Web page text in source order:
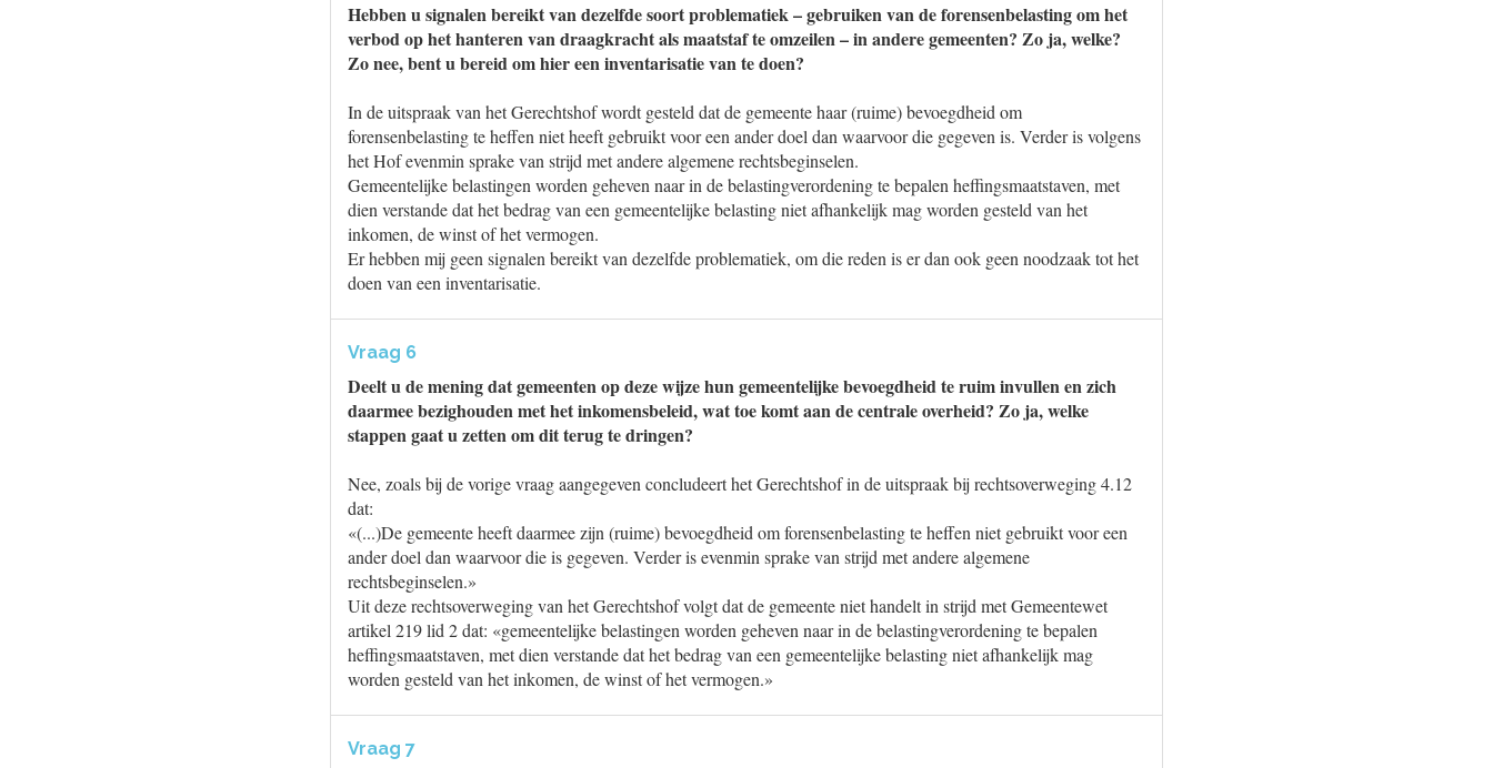
Hebben u signalen bereikt van dezelfde soort problematiek – gebruiken van de forensenbelasting om het
verbod op het hanteren van draagkracht als maatstaf te omzeilen – in andere gemeenten? Zo ja, welke?
Zo nee, bent u bereid om hier een inventarisatie van te doen?
In de uitspraak van het Gerechtshof wordt gesteld dat de gemeente haar (ruime) bevoegdheid om
forensenbelasting te heffen niet heeft gebruikt voor een ander doel dan waarvoor die gegeven is. Verder is volgens
het Hof evenmin sprake van strijd met andere algemene rechtsbeginselen.
Gemeentelijke belastingen worden geheven naar in de belastingverordening te bepalen heffingsmaatstaven, met
dien verstande dat het bedrag van een gemeentelijke belasting niet afhankelijk mag worden gesteld van het
inkomen, de winst of het vermogen.
Er hebben mij geen signalen bereikt van dezelfde problematiek, om die reden is er dan ook geen noodzaak tot het
doen van een inventarisatie.
Vraag 6
Deelt u de mening dat gemeenten op deze wijze hun gemeentelijke bevoegdheid te ruim invullen en zich
daarmee bezighouden met het inkomensbeleid, wat toe komt aan de centrale overheid? Zo ja, welke
stappen gaat u zetten om dit terug te dringen?
Nee, zoals bij de vorige vraag aangegeven concludeert het Gerechtshof in de uitspraak bij rechtsoverweging 4.12
dat:
«(...)De gemeente heeft daarmee zijn (ruime) bevoegdheid om forensenbelasting te heffen niet gebruikt voor een
ander doel dan waarvoor die is gegeven. Verder is evenmin sprake van strijd met andere algemene
rechtsbeginselen.»
Uit deze rechtsoverweging van het Gerechtshof volgt dat de gemeente niet handelt in strijd met Gemeentewet
artikel 219 lid 2 dat: «gemeentelijke belastingen worden geheven naar in de belastingverordening te bepalen
heffingsmaatstaven, met dien verstande dat het bedrag van een gemeentelijke belasting niet afhankelijk mag
worden gesteld van het inkomen, de winst of het vermogen.»
Vraag 7